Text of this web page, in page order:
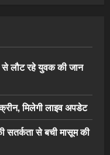
से लौट रहे युवक की जान
मिलेगी लाइव अपडेट
सतर्कता से बची मासूम की